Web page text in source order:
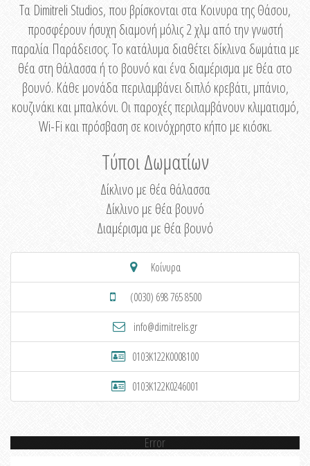
Τα Dimitreli Studios, που βρίσκονται στα Κοινυρα της Θάσου,
προσφέρουν ήσυχη διαμονή μόλις 2 χλμ από την γνωστή
παραλία Παράδεισος. Το κατάλυμα διαθέτει δίκλινα δωμάτια με
θέα στη θάλασσα ή το βουνό και ένα διαμέρισμα με θέα στο
βουνό. Κάθε μονάδα περιλαμβάνει διπλό κρεβάτι, μπάνιο,
κουζινάκι και μπαλκόνι. Οι παροχές περιλαμβάνουν κλιματισμό,
Wi-Fi και πρόσβαση σε κοινόχρηστο κήπο με κιόσκι.
Τύποι Δωματίων
Δίκλινο με θέα θάλασσα
Δίκλινο με θέα βουνό
Διαμέρισμα με θέα βουνό
Κοίνυρα
(0030) 698 765 8500
info@dimitrelis.gr
0103K122K0008100
0103K122K0246001
Error